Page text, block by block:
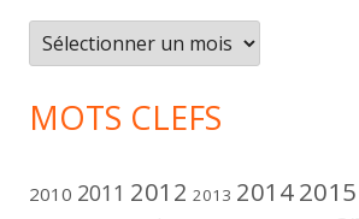
Archives
MOTS CLEFS
2010 2011 2012 2013 20142015